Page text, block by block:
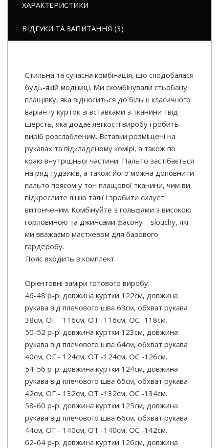
ХАРАКТЕРИСТИКИ
ВІДГУКИ ТА ЗАПИТАННЯ (3)
Стильна та сучасна комбінація, що сподобалася
будь-якій модниці. Ми скомбінували стьобану
плащівку, яка відноситься до більш класичного
варіанту курток зі вставками з тканини твід
шерсть, яка додає легкості виробу і робить
виріб розслабленим. Вставки розміщені на
рукавах та відкладеному комірі, а також по
краю внутрішньої частини. Пальто застібається
на ряд ґудзиків, а також його можна доповнити
пальто поясом у тон плащової тканини, чим ви
підкреслите лінію талії і зробити силует
витонченим. Комбінуйте з гольфами з високою
горловиною та джинсами фасону – slouchy, які
ми вважаємо мастхевом для базового
гардеробу.
Пояс входить в комплект.
Орієнтовні заміри готового виробу:
46-48 р-р: довжина куртки 122см, довжина
рукава від плечового шва 63см, обхват рукава
38см, ОГ - 116см, ОТ -116см, OC -118см.
50-52 р-р: довжина куртки 123см, довжина
рукава від плечового шва 64см, обхват рукава
40см, ОГ - 124см, ОТ -124см, OC -126см.
54-56 р-р: довжина куртки 124см, довжина
рукава від плечового шва 65см, обхват рукава
42см, ОГ - 132см, ОТ -132см, OC -134см.
58-60 р-р: довжина куртки 125см, довжина
рукава від плечового шва 66см, обхват рукава
44см, ОГ - 140см, ОТ -140см, OC -142см.
62-64 р-р: довжина куртки 126см, довжина